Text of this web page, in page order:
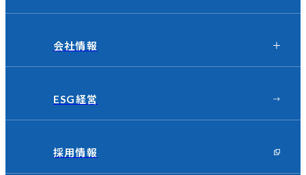
会社情報
ESG経営
採用情報